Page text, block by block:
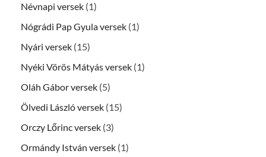
Névnapi versek (1)
Nógrádi Pap Gyula versek (1)
Nyári versek (15)
Nyéki Vörös Mátyás versek (1)
Oláh Gábor versek (5)
Ölvedi László versek (15)
Orczy Lőrinc versek (3)
Ormándy István versek (1)